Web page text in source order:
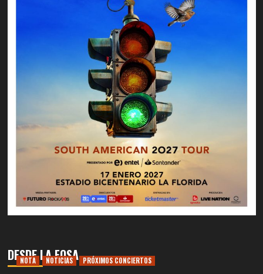
DESDE LA FOSA
NOTA NOTICIAS PRÓXIMOS CONCIERTOS